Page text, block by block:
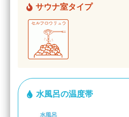
サウナ室タイプ
水風呂の温度帯